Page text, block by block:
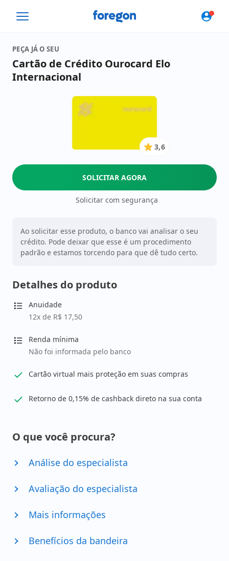
Foregon.com
PEÇA JÁ O SEU
Cartão de Crédito Ourocard Elo
Internacional
3.6
de
5
3,6
SOLICITAR AGORA
Solicitar com segurança
Ao solicitar esse produto, o banco vai analisar o seu
crédito. Pode deixar que esse é um procedimento
padrão e estamos torcendo para que dê tudo certo.
Detalhes do produto
Anuidade
12x de R$ 17,50
Renda mínima
Não foi informada pelo banco
Cartão virtual mais proteção em suas compras
Retorno de 0,15% de cashback direto na sua conta
O que você procura?
Análise do especialista
Avaliação do especialista
Mais informações
Benefícios da bandeira